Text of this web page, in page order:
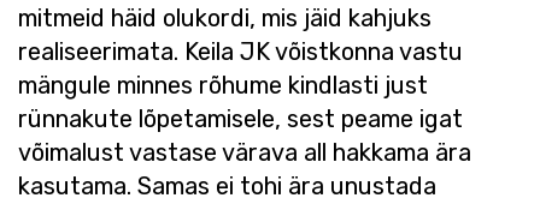
mitmeid häid olukordi, mis jäid kahjuks
realiseerimata. Keila JK võistkonna vastu
mängule minnes rõhume kindlasti just
rünnakute lõpetamisele, sest peame igat
võimalust vastase värava all hakkama ära
kasutama. Samas ei tohi ära unustada